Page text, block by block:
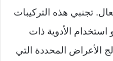
تجنبي هذه التركيبات
الأدوية ذات
الأعراض المحددة التي